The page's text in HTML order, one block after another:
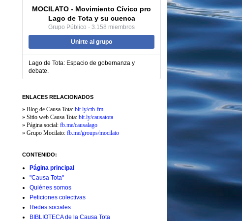
MOCILATO - Movimiento Cívico pro
Lago de Tota y su cuenca
Grupo Público · 3.158 miembros
Unirte al grupo
Lago de Tota: Espacio de gobernanza y
debate.
ENLACES RELACIONADOS
» Blog de Causa Tota: bit.ly/ctb-fm
» Sitio web Causa Tota: bit.ly/causatota
» Página social: fb.me/causalago
» Grupo Mocilato: fb.me/groups/mocilato
CONTENIDO:
Página principal
"Causa Tota"
Quiénes somos
Peticiones colectivas
Redes sociales
BIBLIOTECA de la Causa Tota